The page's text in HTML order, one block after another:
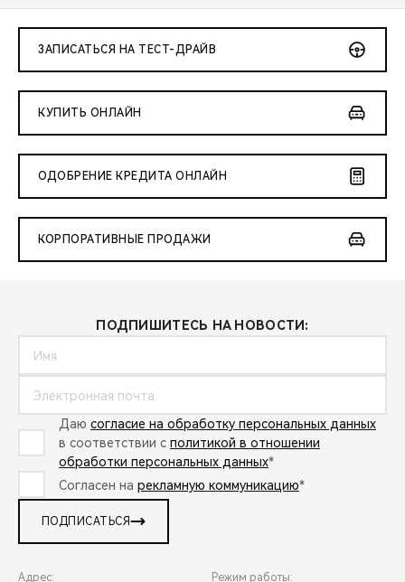
ЗАПИСАТЬСЯ НА ТЕСТ-ДРАЙВ
КУПИТЬ ОНЛАЙН
ОДОБРЕНИЕ КРЕДИТА ОНЛАЙН
КОРПОРАТИВНЫЕ ПРОДАЖИ
ПОДПИШИТЕСЬ НА НОВОСТИ:
Даю согласие на обработку персональных данных
в соответствии с политикой в отношении
обработки персональных данных*
Согласен на рекламную коммуникацию*
ПОДПИСАТЬСЯ
Адрес: Режим работы: